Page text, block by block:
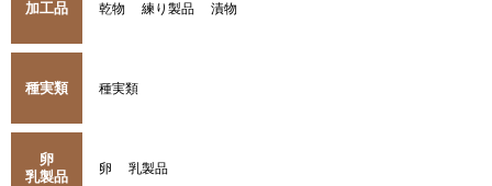
加工品 乾物 練り製品 漬物
種実類 種実類
卵
乳製品
卵 乳製品